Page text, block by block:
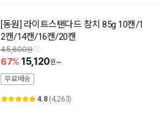
[동원] 라이트스탠다드 참치 85g 10캔/1
2캔/14캔/16캔/20캔
45,600
67 15,120
~
무료배송
4.8 (4,263)